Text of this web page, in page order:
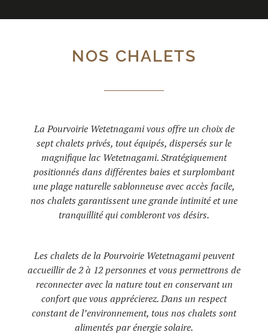
NOS CHALETS
La Pourvoirie Wetetnagami vous offre un choix de
sept chalets privés, tout équipés, dispersés sur le
magnifique lac Wetetnagami. Stratégiquement
positionnés dans différentes baies et surplombant
une plage naturelle sablonneuse avec accès facile,
nos chalets garantissent une grande intimité et une
tranquillité qui combleront vos désirs.
Les chalets de la Pourvoirie Wetetnagami peuvent
accueillir de 2 à 12 personnes et vous permettrons de
reconnecter avec la nature tout en conservant un
confort que vous apprécierez. Dans un respect
constant de l’environnement, tous nos chalets sont
alimentés par énergie solaire.